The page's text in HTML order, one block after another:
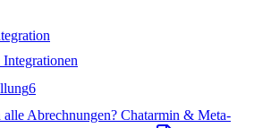
Integrationen
6
alle Abrechnungen? Chatarmin & Meta-